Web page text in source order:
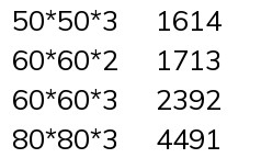
50*50*3
1614
60*60*2
1713
60*60*3
2392
80*80*3
4491